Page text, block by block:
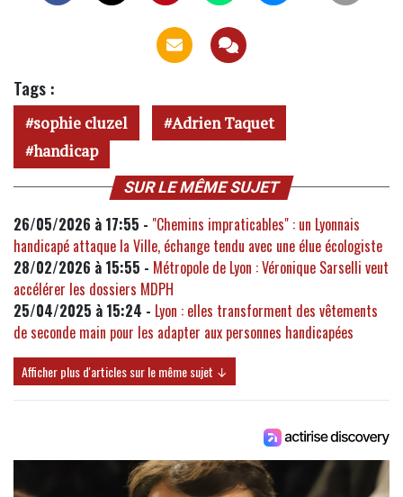
Tags :
sophie cluzel
Adrien Taquet
handicap
SUR LE MÊME SUJET
26/05/2026 à 17:55 - "Chemins impraticables" : un Lyonnais
handicapé attaque la Ville, échange tendu avec une élue écologiste
28/02/2026 à 15:55 - Métropole de Lyon : Véronique Sarselli veut
accélérer les dossiers MDPH
25/04/2025 à 15:24 - Lyon : elles transforment des vêtements
de seconde main pour les adapter aux personnes handicapées
Afficher plus d'articles sur le même sujet ↓